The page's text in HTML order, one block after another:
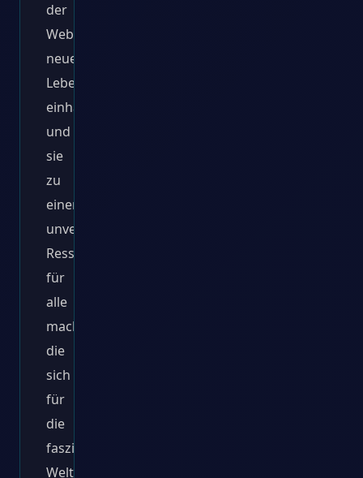
der
Website
neues
Leben
einhauchen
und
sie
zu
einer
unverzichtbaren
Ressource
für
alle
machen,
die
sich
für
die
faszinierende
Welt